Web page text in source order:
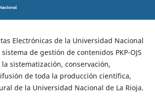
Electrónicas de la Universidad Nacional
de gestión de contenidos PKP-OJS
sistematización, conservación,
de toda la producción científica,
de la Universidad Nacional de La Rioja.